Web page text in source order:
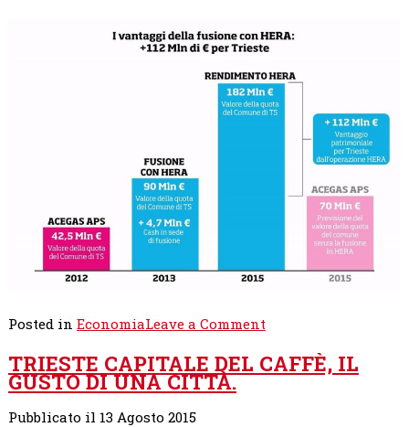
Posted in EconomiaLeave a Commenton
AMMINISTRAZIONE
E
TRIESTE CAPITALE DEL CAFFÈ, IL
GUSTO DI UNA CITTÀ.
Pubblicato il 13 Agosto 2015